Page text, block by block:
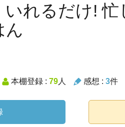
れるだけ!
ん
本棚登録 : 79人 感想 : 3件